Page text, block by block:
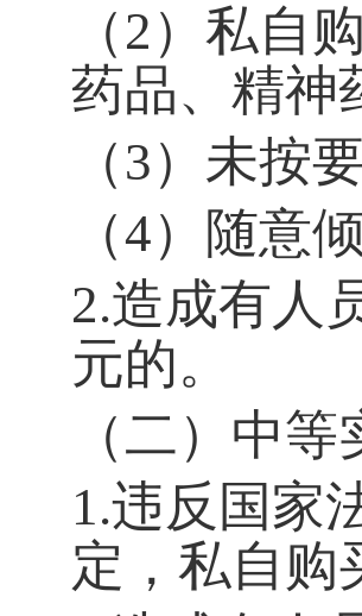
（2 ）私自
药品、精神
（3）未按
（4）随意
2.造成有人
元的。
（二）中
1.违反国家
定，私自购